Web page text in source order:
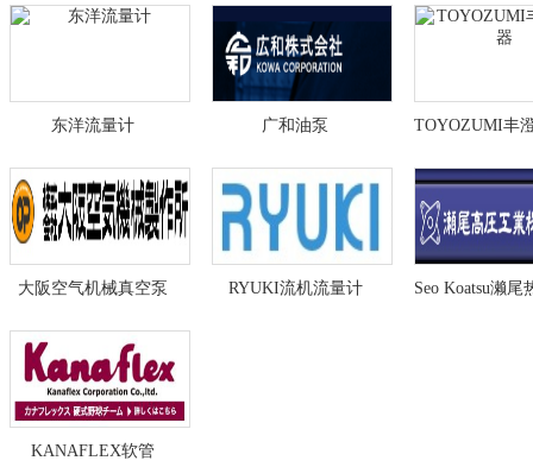
东洋流量计 广和油泵
大阪空气机械真空泵 RYUKI流机流量计
KANAFLEX软管